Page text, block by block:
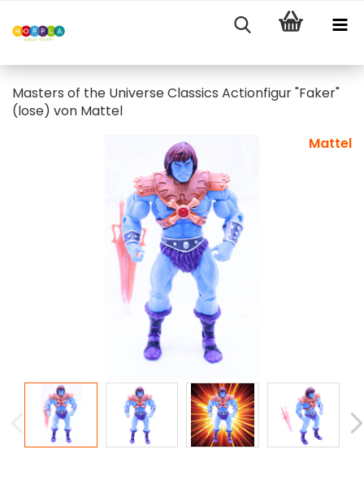
Masters of the Universe Classics Actionfigur "Faker"
(lose) von Mattel
Mattel